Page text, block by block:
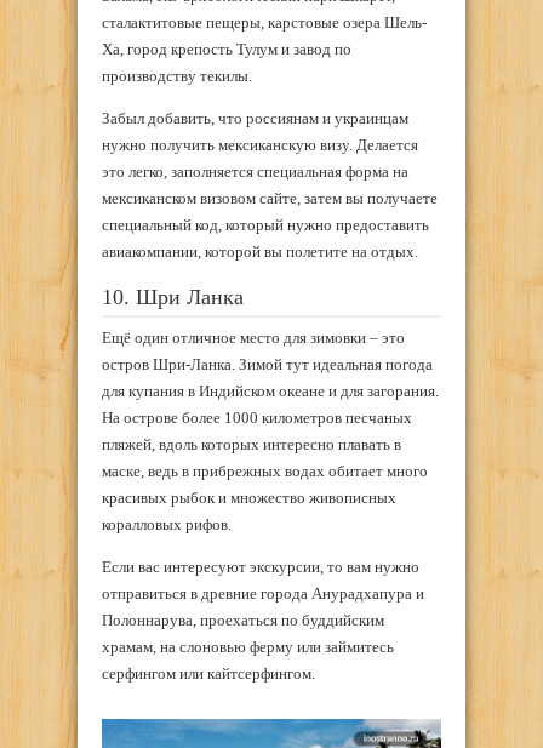
сталактитовые пещеры, карстовые озера Шель-
Ха, город крепость Тулум и завод по
производству текилы.
Забыл добавить, что россиянам и украинцам
нужно получить мексиканскую визу. Делается
это легко, заполняется специальная форма на
мексиканском визовом сайте, затем вы получаете
специальный код, который нужно предоставить
авиакомпании, которой вы полетите на отдых.
10. Шри Ланка
Ещё один отличное место для зимовки – это
остров Шри-Ланка. Зимой тут идеальная погода
для купания в Индийском океане и для загорания.
На острове более 1000 километров песчаных
пляжей, вдоль которых интересно плавать в
маске, ведь в прибрежных водах обитает много
красивых рыбок и множество живописных
коралловых рифов.
Если вас интересуют экскурсии, то вам нужно
отправиться в древние города Анурадхапура и
Полоннарува, проехаться по буддийским
храмам, на слоновью ферму или займитесь
серфингом или кайтсерфингом.